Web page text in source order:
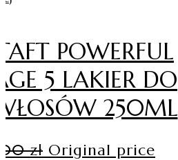
POWERFUL
5 LAKIER DO
250ML
zł Original price